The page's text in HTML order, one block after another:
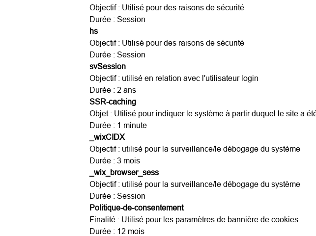
Objectif : Utilisé pour des raisons de sécurité
Durée : Session
hs
Objectif : Utilisé pour des raisons de sécurité
Durée : Session
svSession
Objectif : utilisé en relation avec l'utilisateur login
Durée : 2 ans
SSR-caching
Objet : Utilisé pour indiquer le système à partir duquel le site a
Durée : 1 minute
_wixCIDX
Objectif : utilisé pour la surveillance/le débogage du système
Durée : 3 mois
_wix_browser_sess
Objectif : utilisé pour la surveillance/le débogage du système
Durée : Session
Politique-de-consentement
Finalité : Utilisé pour les paramètres de bannière de cookies
Durée : 12 mois